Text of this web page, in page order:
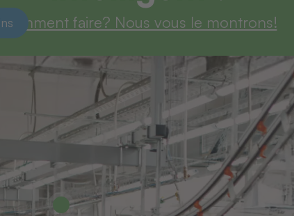
Comment faire? Nous vous le montrons!